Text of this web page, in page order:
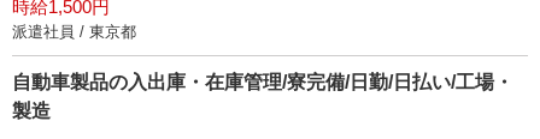
時給1,500円
派遣社員 / 東京都
自動車製品の入出庫・在庫管理/寮完備/日勤/日払い/工場・
製造